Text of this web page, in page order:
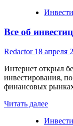
Все об
Redactor 18 апреля
Интернет открыл
инвестирования,
финансовых
Читать далееRead
about